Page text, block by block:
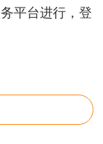
平台进行，登